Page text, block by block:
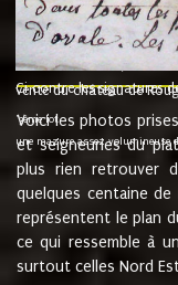
de la Velliere tout
présent......"
suivent les rentes,
Ci contre les signatures
vente du château de
"3ème lot
une mazure assez volumineuse
Voici les photos
et seigneuries du
plus rien retrouver
quelques centaine
représentent le plan
ce qui ressemble à
surtout celles Nord